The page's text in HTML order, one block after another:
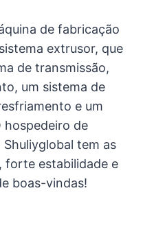
de fabricação
extrusor, que
de transmissão,
um sistema de
e um
hospedeiro de
tem as
forte estabilidade e
boas-vindas!